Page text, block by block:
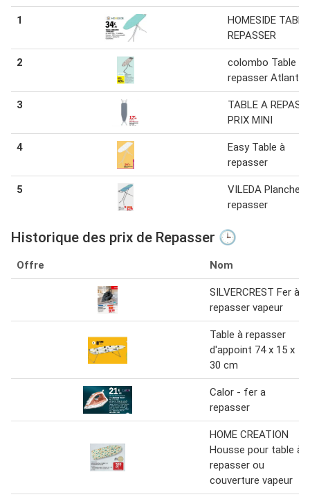
1
HOMESIDE
REPASSER
2
colombo Table à
repasser Atlantic
3
TABLE A
PRIX MINI
4
Easy Table à
repasser
5
VILEDA Planche à
repasser
Historique des prix de Repasser 🕒
Offre Nom
SILVERCREST Fer à
repasser vapeur
Table à repasser
d'appoint 74 x 15 x
30 cm
Calor - fer a
repasser
HOME CREATION
Housse pour table à
repasser ou
couverture vapeur